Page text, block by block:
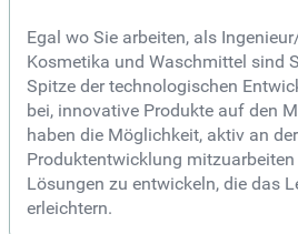
Egal wo Sie arbeiten, als
Kosmetika und Waschmittel sind
Spitze der technologischen
bei, innovative Produkte auf den
haben die Möglichkeit, aktiv an
Produktentwicklung
Lösungen zu entwickeln, die das
erleichtern.